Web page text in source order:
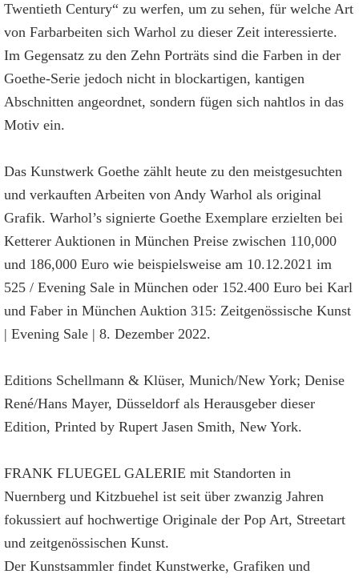
Twentieth Century“ zu werfen, um zu sehen, für welche Art
von Farbarbeiten sich Warhol zu dieser Zeit interessierte.
Im Gegensatz zu den Zehn Porträts sind die Farben in der
Goethe-Serie jedoch nicht in blockartigen, kantigen
Abschnitten angeordnet, sondern fügen sich nahtlos in das
Motiv ein.
Das Kunstwerk Goethe zählt heute zu den meistgesuchten
und verkauften Arbeiten von Andy Warhol als original
Grafik. Warhol’s signierte Goethe Exemplare erzielten bei
Ketterer Auktionen in München Preise zwischen 110,000
und 186,000 Euro wie beispielsweise am 10.12.2021 im
525 / Evening Sale in München oder 152.400 Euro bei Karl
und Faber in München Auktion 315: Zeitgenössische Kunst
| Evening Sale | 8. Dezember 2022.
Editions Schellmann & Klüser, Munich/New York; Denise
René/Hans Mayer, Düsseldorf als Herausgeber dieser
Edition, Printed by Rupert Jasen Smith, New York.
FRANK FLUEGEL GALERIE mit Standorten in
Nuernberg und Kitzbuehel ist seit über zwanzig Jahren
fokussiert auf hochwertige Originale der Pop Art, Streetart
und zeitgenössischen Kunst.
Der Kunstsammler findet Kunstwerke, Grafiken und